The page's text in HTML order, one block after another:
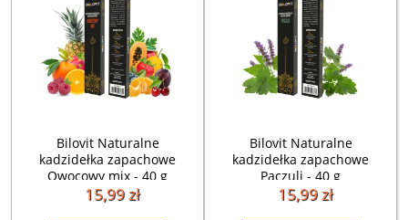
Bilovit Naturalne
kadzidełka zapachowe
Owocowy mix - 40 g
15,99 zł
Bilovit Naturalne
kadzidełka zapachowe
Paczuli - 40 g
15,99 zł